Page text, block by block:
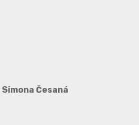
Simona Česaná